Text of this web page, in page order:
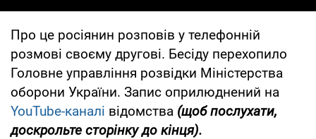
Про це росіянин розповів у телефонній
розмові своєму другові. Бесіду перехопило
Головне управління розвідки Міністерства
оборони України. Запис оприлюднений на
YouTube-каналі відомства (щоб послухати,
доскрольте сторінку до кінця).